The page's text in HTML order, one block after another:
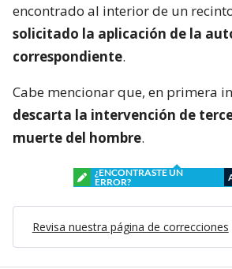
encontrado al interior de un
solicitado la aplicación de la
correspondiente.
Cabe mencionar que, en primera
descarta la intervención de
muerte del hombre.
¿ENCONTRASTE UN
ERROR?
Revisa nuestra página de correcciones